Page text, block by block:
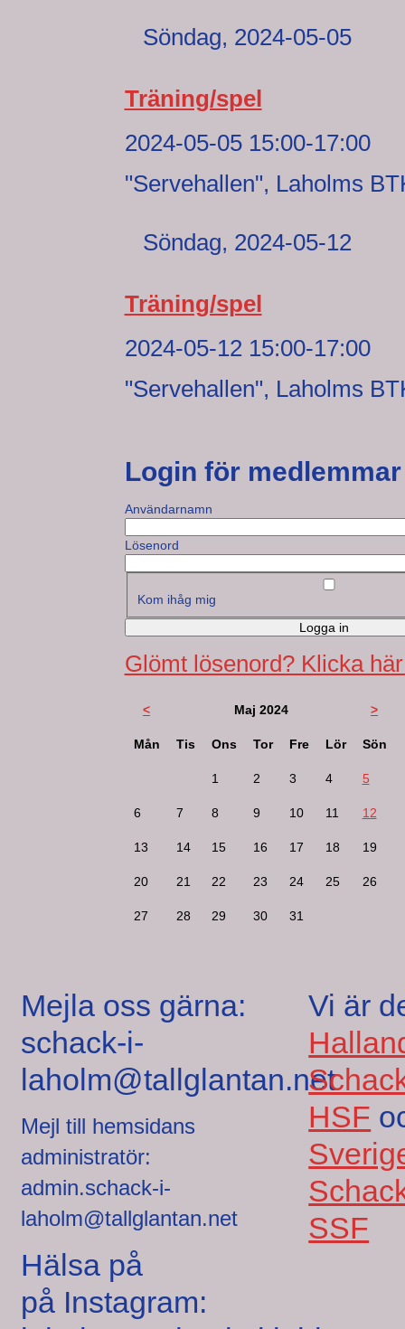
Söndag, 2024-05-05
Träning/spel
2024-05-05 15:00-17:00
"Servehallen", Laholms
Söndag, 2024-05-12
Träning/spel
2024-05-12 15:00-17:00
"Servehallen", Laholms
Login för medlemmar
Användarnamn
Lösenord
Kom ihåg mig
Logga in
Glömt lösenord? Klicka
< Maj 2024 >
Mån Tis Ons Tor Fre Lör Sön
1 2 3 4 5
6 7 8 9 10 11 12
13 14 15 16 17 18 19
20 21 22 23 24 25 26
27 28 29 30 31
Mejla oss gärna:
schack-i-
laholm@tallglantan.net
Mejl till hemsidans
administratör:
admin.schack-i-
laholm@tallglantan.net
Hälsa på
på Instagram:
Vi är
HSF
SSF